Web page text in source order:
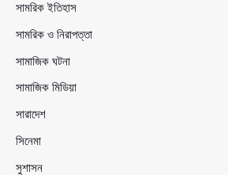
সামরিক ইতিহাস
সামরিক ও নিরাপত্তা
সামাজিক ঘটনা
সামাজিক মিডিয়া
সারাদেশ
সিনেমা
সুশাসন